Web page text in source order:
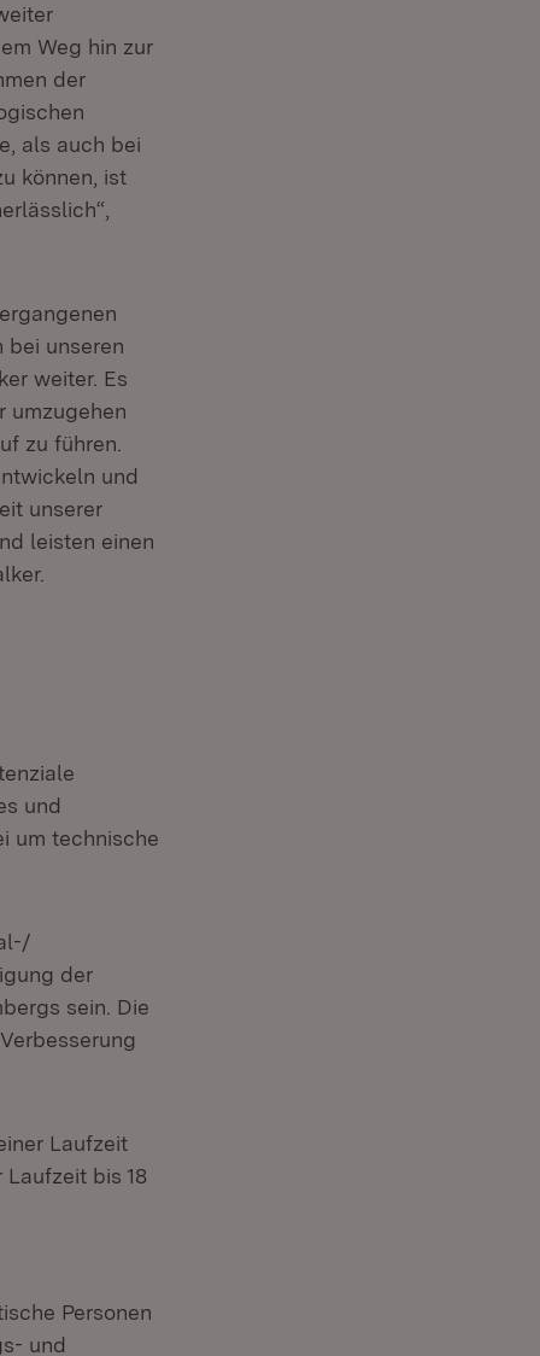
Weg hin zur
der
als auch bei
können, ist
bei unseren
weiter. Es
umzugehen
zu führen.
und
unserer
leisten einen
und
um technische
der
sein. Die
Laufzeit
bis 18
Personen
und